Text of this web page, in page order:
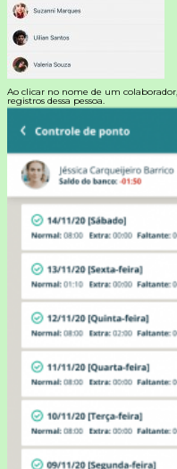
Ao clicar no nome de um
registros dessa pessoa.